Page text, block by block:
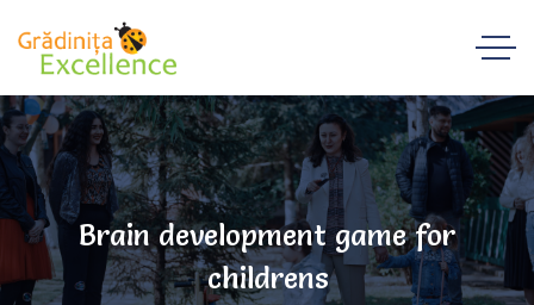
Brain development game for
childrens